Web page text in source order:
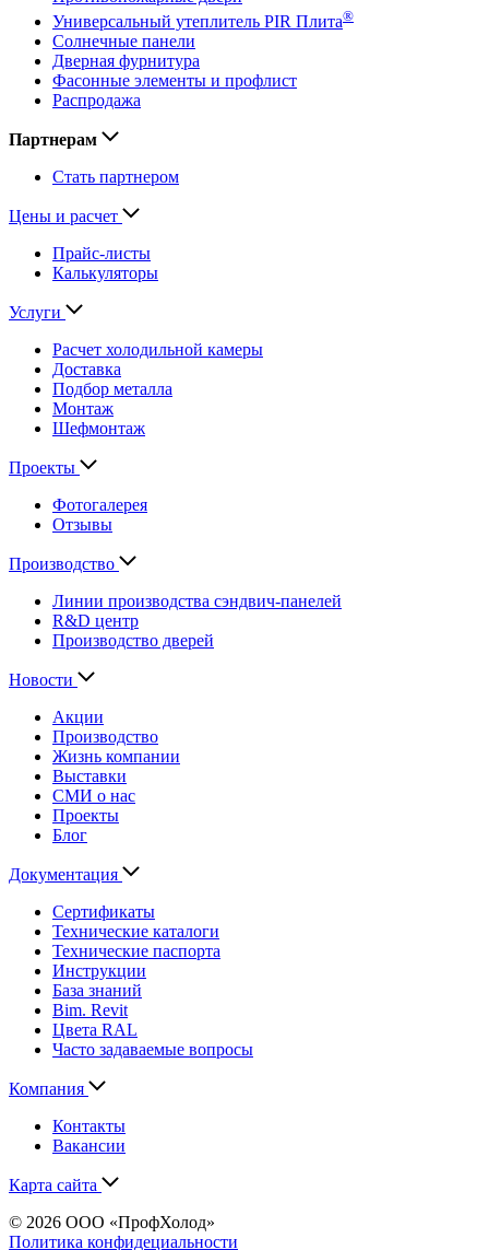
Универсальный утеплитель PIR Плита®
Солнечные панели
Дверная фурнитура
Фасонные элементы и профлист
Распродажа
Партнерам
Стать партнером
Цены и расчет
Прайс-листы
Калькуляторы
Услуги
Расчет холодильной камеры
Доставка
Подбор металла
Монтаж
Шефмонтаж
Проекты
Фотогалерея
Отзывы
Производство
Линии производства сэндвич-панелей
R&D центр
Производство дверей
Новости
Акции
Производство
Жизнь компании
Выставки
СМИ о нас
Проекты
Блог
Документация
Сертификаты
Технические каталоги
Технические паспорта
Инструкции
База знаний
Bim. Revit
Цвета RAL
Часто задаваемые вопросы
Компания
Контакты
Вакансии
Карта сайта
© 2026 ООО «ПрофХолод»
Политика конфидециальности